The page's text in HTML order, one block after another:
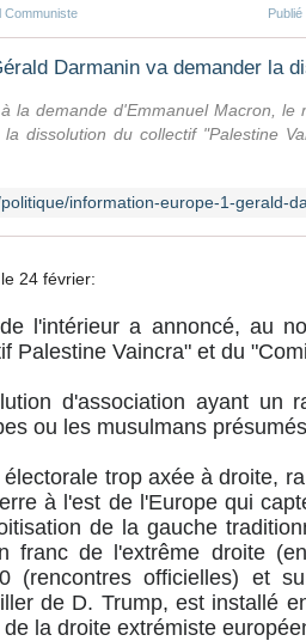
Communiste
la demande d'Emmanuel Macron, le
dissolution du collectif "Palestine
24 février:
l'intérieur a annoncé, au
Palestine Vaincra" et du
d'association ayant un
ou les musulmans
trop axée à droite,
à l'est de l'Europe qui
de la gauche
franc de l'extrême droite
(rencontres officielles) et
de D. Trump, est installé
la droite extrémiste